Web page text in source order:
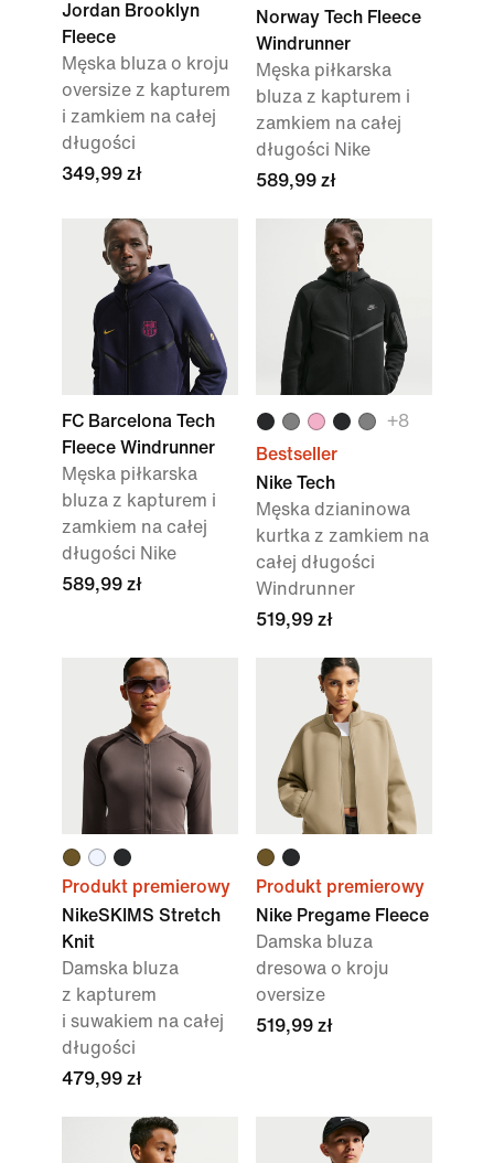
Jordan Brooklyn
Fleece
Męska bluza o kroju
oversize z kapturem
i zamkiem na całej
długości
349,99 zł
Norway Tech Fleece
Windrunner
Męska piłkarska
bluza z kapturem i
zamkiem na całej
długości Nike
589,99 zł
FC Barcelona Tech
Fleece Windrunner
Męska piłkarska
bluza z kapturem i
zamkiem na całej
długości Nike
589,99 zł
+8
Bestseller
Nike Tech
Męska dzianinowa
kurtka z zamkiem na
całej długości
Windrunner
519,99 zł
Produkt premierowy
NikeSKIMS Stretch
Knit
Damska bluza
z kapturem
i suwakiem na całej
długości
479,99 zł
Produkt premierowy
Nike Pregame Fleece
Damska bluza
dresowa o kroju
oversize
519,99 zł